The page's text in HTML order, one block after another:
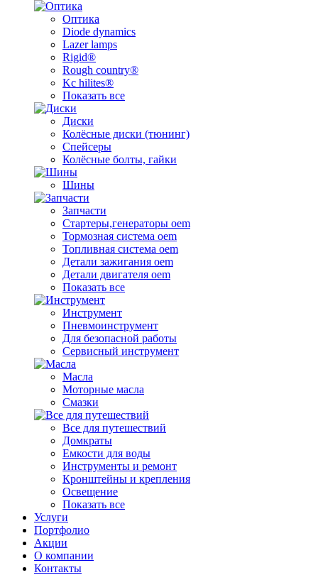
Оптика
Diode dynamics
Lazer lamps
Rigid®
Rough country®
Kc hilites®
Показать все
Диски
Колёсные диски (тюнинг)
Спейсеры
Колёсные болты, гайки
Шины
Запчасти
Стартеры,генераторы oem
Тормозная система oem
Топливная система oem
Детали зажигания oem
Детали двигателя oem
Показать все
Инструмент
Пневмоинструмент
Для безопасной работы
Сервисный инструмент
Масла
Моторные масла
Смазки
Все для путешествий
Домкраты
Емкости для воды
Инструменты и ремонт
Кронштейны и крепления
Освещение
Показать все
Услуги
Портфолио
Акции
О компании
Контакты